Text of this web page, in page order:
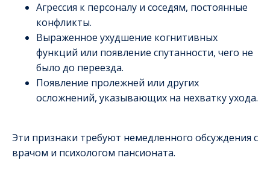
Агрессия к персоналу и соседям, постоянные
конфликты.
Выраженное ухудшение когнитивных
функций или появление спутанности, чего не
было до переезда.
Появление пролежней или других
осложнений, указывающих на нехватку ухода.
Эти признаки требуют немедленного обсуждения с
врачом и психологом пансионата.